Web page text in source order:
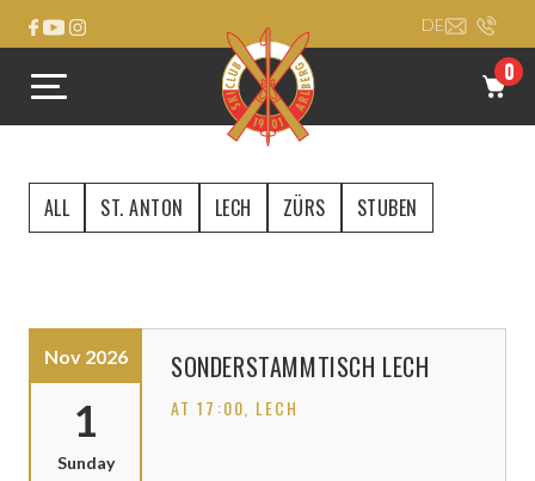
DE
0
ALL ST. ANTON LECH ZÜRS STUBEN
Nov 2026
1
Sunday
SONDERSTAMMTISCH LECH
AT 17:00 , LECH